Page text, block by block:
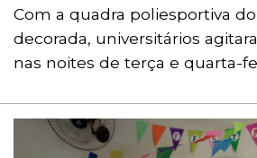
Com a quadra poliesportiva
decorada, universitários
nas noites de terça e quarta-